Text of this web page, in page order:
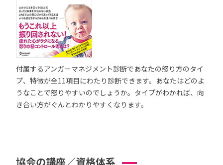
付属するアンガーマネジメント診断であなたの怒り方のタイ
プ、特徴が全11項目にわたり診断できます。あなたはどのよ
うなことで怒りやすいのでしょうか。タイプがわかれば、向
き合い方がぐんとわかりやすくなります。
協会の講座／資格体系